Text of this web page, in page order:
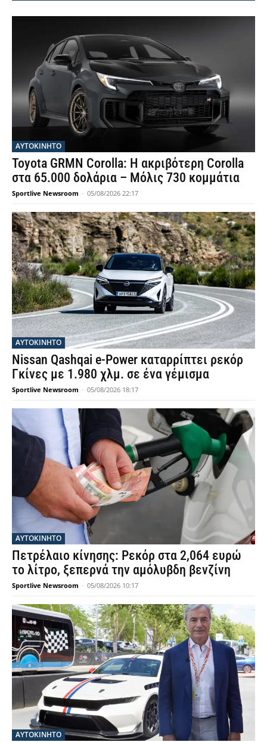
ΑΥΤΟΚΙΝΗΤΟ
Toyota GRMN Corolla: Η ακριβότερη Corolla
στα 65.000 δολάρια – Μόλις 730 κομμάτια
Sportlive Newsroom - 05/08/2026 22:17
ΑΥΤΟΚΙΝΗΤΟ
Nissan Qashqai e-Power καταρρίπτει ρεκόρ
Γκίνες με 1.980 χλμ. σε ένα γέμισμα
Sportlive Newsroom - 05/08/2026 18:17
ΑΥΤΟΚΙΝΗΤΟ
Πετρέλαιο κίνησης: Ρεκόρ στα 2,064 ευρώ
το λίτρο, ξεπερνά την αμόλυβδη βενζίνη
Sportlive Newsroom - 05/08/2026 10:17
ΑΥΤΟΚΙΝΗΤΟ